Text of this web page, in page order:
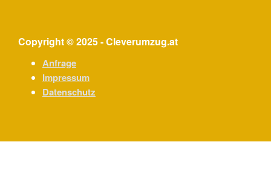
Copyright © 2025 - Cleverumzug.at
Anfrage
Impressum
Datenschutz